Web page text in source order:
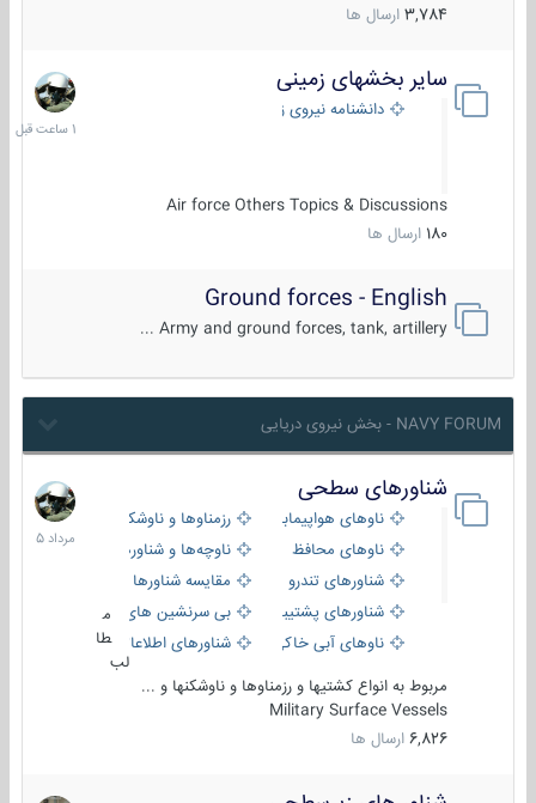
3,784 ارسال ها
سایر بخشهای زمینی
دانشنامه نیروی زمینی
Air force Others Topics & Discussions
180 ارسال ها
1
ساعت
قبل
Ground forces - English
Army and ground forces, tank, artillery ...
NAVY FORUM - بخش نیروی دریایی
شناورهای سطحی
ناوهای هواپیمابر و بالگرد بررزمناوها و ناوشکن‌ها
ناوهای محافظ
ناوچه‌ها و شناورهای گشتی
شناورهای تندرو
مقایسه شناورها
شناورهای پشتیبانی
بی سرنشین های دریایی
ناوهای آبی خاکی و نیروبرشناورهای اطلاعاتی و جاسوسی
طا
لب
مربوط به انواع کشتیها و رزمناوها و ناوشکنها و ...
Military Surface Vessels
6,826 ارسال ها
2
مرداد
1405